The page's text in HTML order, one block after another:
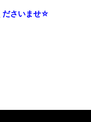
ださいませ☆